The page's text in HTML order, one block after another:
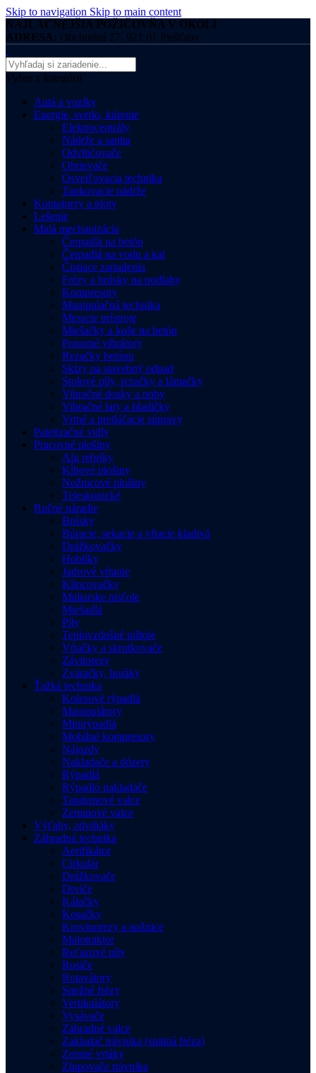
Skip to navigation Skip to main content
NAJLACNEJŠIA POŽIČOVŇA V OKOLÍ
ADRESA: Obchodná 27, 921 01 Piešťany
Vyber z kategórii
Autá a vozíky
Energie, svetlo, kúrenie
Elektrocentrály
Nádrže a sanita
Odvlhčovače
Ohrievače
Osvetľovacia technika
Tankovacie nádrže
Kontajnery a ploty
Lešenie
Malá mechanizácia
Čerpadlá na betón
Čerpadlá na vodu a kal
Čistiace zariadenia
Frézy a brúsky na podlahy
Kompresory
Manipulačná technika
Meracie prístroje
Miešačky a koše na betón
Ponorné vibrátory
Rezačky betónu
Sklzy na stavebný odpad
Stolové píly, rezačky a lámačky
Vibračné dosky a nohy
Vibračné laty a hladičky
Vrtné a pretláčacie súpravy
Paletizačné vidly
Pracovné plošiny
Alu rebríky
Kĺbové plošiny
Nožnicové plošiny
Teleskopické
Ručné náradie
Brúsky
Búracie, sekacie a vŕtacie kladivá
Drážkovačky
Hoblíky
Jadrové vŕtanie
Klincovačky
Maliarske pisťole
Miešadlá
Píly
Teplovzdušné pištole
Vŕtačky a skrutkovače
Závitorezy
Zváračky, horáky
Ťažká technika
Kolesové rýpadlá
Manipulátory
Minirýpadlá
Mobilné kompresory
Nájazdy
Nakladače a dózery
Rýpadlá
Rýpadlo nakladače
Tandemové valce
Zeminové valce
Výťahy, zdviháky
Záhradná technika
Aerifikátor
Cirkulár
Drážkovače
Drviče
Kálačky
Kosačky
Krovinorezy a nožnice
Malotraktor
Reťazové píly
Rosiče
Rotavátory
Snežné frézy
Vertikulátory
Vysávače
Záhradné valce
Zakladač trávnika (spätná fréza)
Zemné vrtáky
Zlupovače trávnika